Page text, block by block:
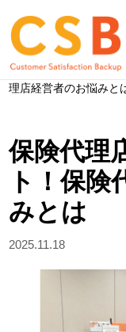
HOME>お役立ちコラム
理店経営者のお悩みと
保険代理
ト！保
みとは
2025.11.18